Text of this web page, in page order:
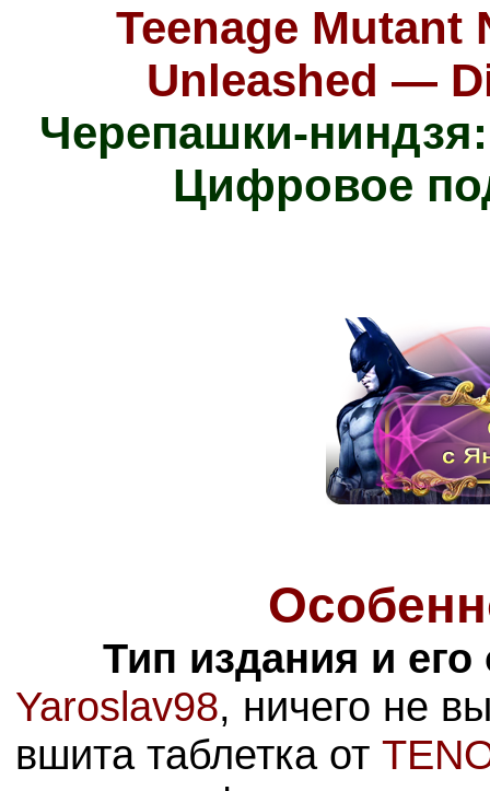
Teenage Mutant
Unleashed —
Черепашки-
Цифровое
Тип издания и его
Yaroslav98, ничего не
вшита таблетка от